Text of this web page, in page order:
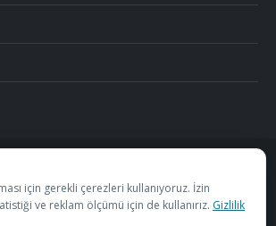
Özcan. Tüm hakları saklıdır. · Gizlilik Politikası ve KVKK
için gerekli çerezleri kullanıyoruz. İzin
ve reklam ölçümü için de kullanırız. Gizlilik